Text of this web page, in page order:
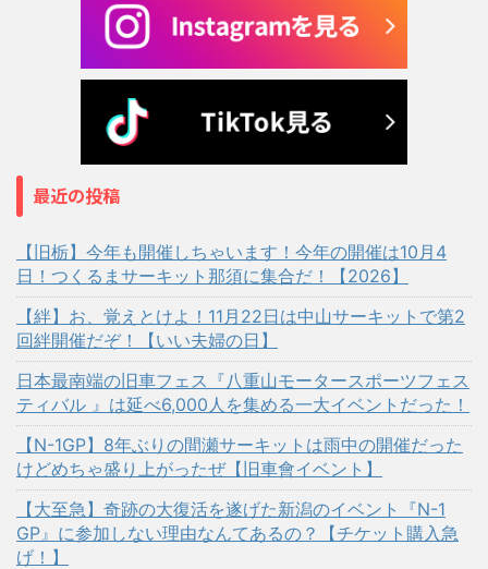
最近の投稿
【旧栃】今年も開催しちゃいます！今年の開催は10月4
日！つくるまサーキット那須に集合だ！【2026】
【絆】お、覚えとけよ！11月22日は中山サーキットで第2
回絆開催だぞ！【いい夫婦の日】
日本最南端の旧車フェス『八重山モータースポーツフェス
ティバル 』は延べ6,000人を集める一大イベントだった！
【N-1GP】8年ぶりの間瀬サーキットは雨中の開催だった
けどめちゃ盛り上がったぜ【旧車會イベント】
【大至急】奇跡の大復活を遂げた新潟のイベント『N-1
GP』に参加しない理由なんてあるの？【チケット購入急
げ！】